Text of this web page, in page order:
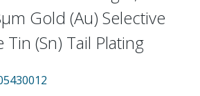
Gold (Au) Selective
Tin (Sn) Tail Plating